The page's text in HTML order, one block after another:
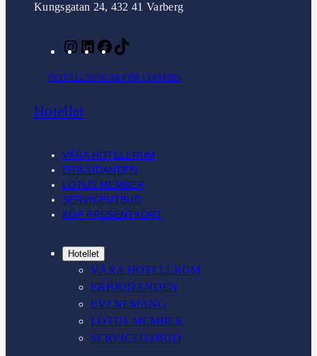
Kungsgatan 24, 432 41 Varberg
s
a
a
m
L
n
n
F
c
k
k
INSTÄLLNINGAR FÖR COOKIES
Hotellet
VÅRA HOTELLRUM
ERBJUDANDEN
LOTUS MEMBER
SERVICEUTBUD
KÖP PRESENTKORT
Hotellet
VÅRA HOTELLRUM
ERBJUDANDEN
EVENEMANG
LOTUS MEMBER
SERVICEUTBUD